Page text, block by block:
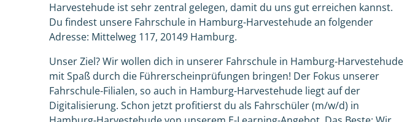
Harvestehude ist sehr zentral gelegen, damit du uns gut erreichen kannst.
Du findest unsere Fahrschule in Hamburg-Harvestehude an folgender
Adresse: Mittelweg 117, 20149 Hamburg.
Unser Ziel? Wir wollen dich in unserer Fahrschule in Hamburg-Harvestehude
mit Spaß durch die Führerscheinprüfungen bringen! Der Fokus unserer
Fahrschule-Filialen, so auch in Hamburg-Harvestehude liegt auf der
Digitalisierung. Schon jetzt profitierst du als Fahrschüler (m/w/d) in